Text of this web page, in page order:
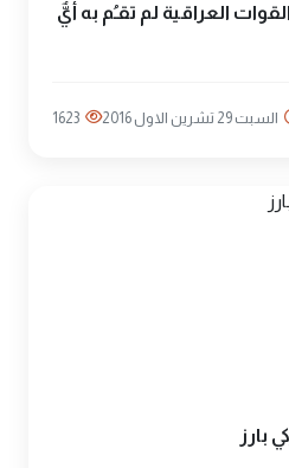
العراقية لم تقـُم به أيٌّ
السبت 29 تشرين الاول 2016 1623
بارز